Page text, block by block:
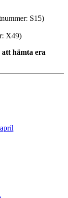
S15)
X49)
hämta era